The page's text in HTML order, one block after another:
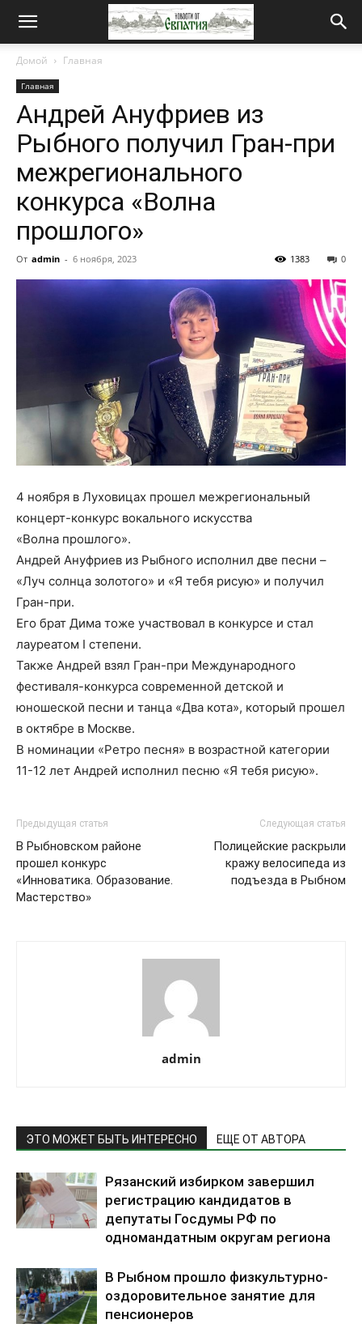
Новости
Домой Главная
Главная
Андрей Ануфриев из
Рыбного получил Гран-при
межрегионального
конкурса «Волна
прошлого»
От admin - 6 ноября, 2023 0
1383
4 ноября в Луховицах прошел межрегиональный
концерт-конкурс вокального искусства
«Волна прошлого».
Андрей Ануфриев из Рыбного исполнил две песни –
«Луч солнца золотого» и «Я тебя рисую» и получил
Гран-при.
Его брат Дима тоже участвовал в конкурсе и стал
лауреатом I степени.
Также Андрей взял Гран-при Международного
фестиваля-конкурса современной детской и
юношеской песни и танца «Два кота», который прошел
в октябре в Москве.
В номинации «Ретро песня» в возрастной категории
11-12 лет Андрей исполнил песню «Я тебя рисую».
Предыдущая статья
В Рыбновском районе
прошел конкурс
«Инноватика. Образование.
Мастерство»
Следующая статья
Полицейские раскрыли
кражу велосипеда из
подъезда в Рыбном
admin
ЭТО МОЖЕТ БЫТЬ ИНТЕРЕСНО ЕЩЕ ОТ АВТОРА
Рязанский избирком завершил
регистрацию кандидатов в
депутаты Госдумы РФ по
одномандатным округам региона
В Рыбном прошло физкультурно-
оздоровительное занятие для
пенсионеров